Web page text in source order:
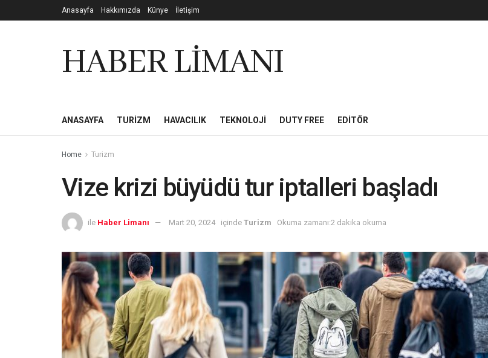
Anasayfa Hakkımızda Künye İletişim
HABER LİMANI
ANASAYFA TURIZM HAVACILIK TEKNOLOJI DUTY FREE EDITÖR
Home Turizm
Vize krizi büyüdü tur iptalleri başladı
ile Haber Limanı Mart 20, 2024 içinde Turizm Okuma zamanı:2 dakika okuma